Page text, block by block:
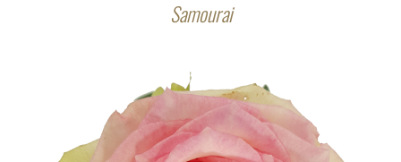
Samourai